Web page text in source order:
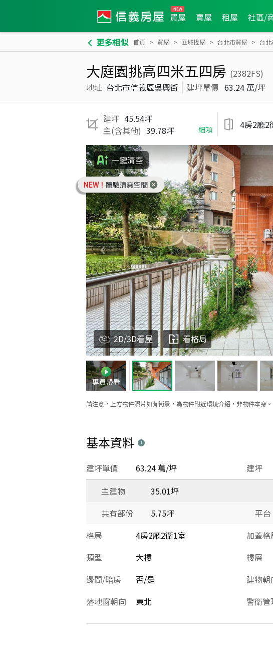
買屋 賣屋 租屋 社區/
更多相似 首頁 買屋 區域找屋 台北市買屋 台
大庭園挑高四米五四房 (2382FS)
地址 台北市信義區吳興街 建坪單價 63.24 萬/坪
建坪 45.54坪
主(含其他) 39.78坪 細項 4房2廳2
一鍵清空
NEW！ 體驗清爽空間
專員帶看
請注意，上方物件照片如有街景，為物件附近環境介紹，非物件本身。
2D/3D看屋 看格局
基本資料
建坪
建坪單價 63.24 萬/坪
主建物
35.01坪
共有部份
5.75坪 平台
格局
4房2廳2衛1室 加蓋格
類型
大樓 樓層
邊間/暗房
否/是 建物朝
落地窗朝向
東北 警衛管